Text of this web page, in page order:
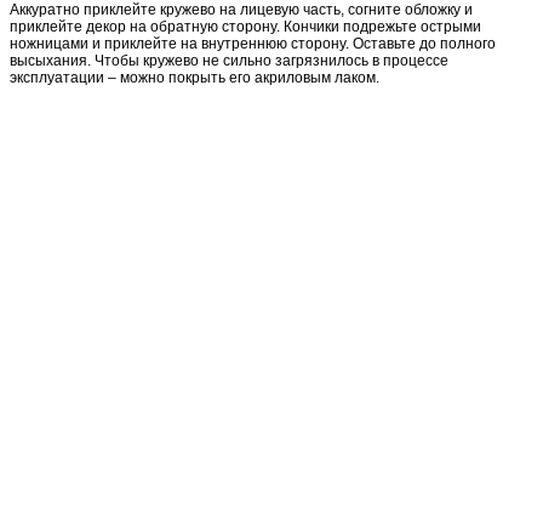
Аккуратно приклейте кружево на лицевую часть, согните обложку и
приклейте декор на обратную сторону. Кончики подрежьте острыми
ножницами и приклейте на внутреннюю сторону. Оставьте до полного
высыхания. Чтобы кружево не сильно загрязнилось в процессе
эксплуатации – можно покрыть его акриловым лаком.